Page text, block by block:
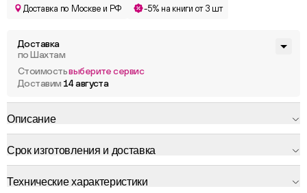
Доставка по Москве и РФ -5% на книги от 3 шт
Доставка
по Шахтам
Стоимостьвыберите сервис
Доставим 14 августа
Описание
Срок изготовления и доставка
Технические характеристики